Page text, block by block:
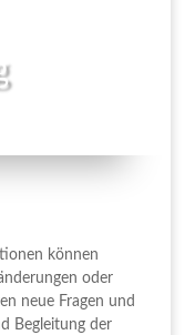
können
oder
neue Fragen und
Begleitung der